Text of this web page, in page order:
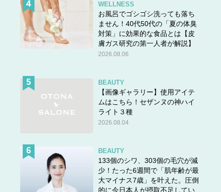
WELLNESS
お風呂でゴシゴシ洗っても落ち
ません！40代50代の「夏の体臭
対策」に効果的な食品とは【皮
膚ガス研究の第一人者が解説】
2026.08.06
BEAUTY
【画像ギャラリー】使用アイテ
ムはこちら！セザンヌの神ハイ
ライト３種
2026.08.04
BEAUTY
133個のシワ、303個の毛穴が減
少！たった6週間で「肌年齢が最
大マイナス7歳」を叶えた。圧倒
的に今日本人が摂取不足してい